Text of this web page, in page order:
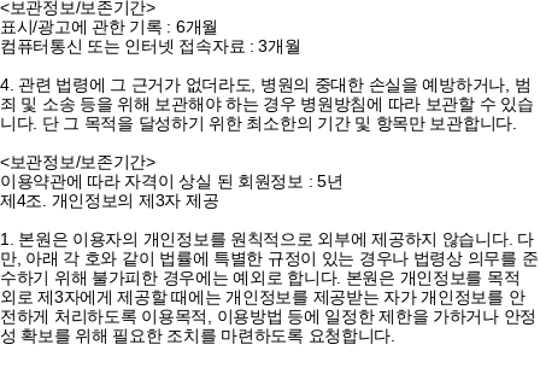
<보관정보/보존기간>
표시/광고에 관한 기록 : 6개월
컴퓨터통신 또는 인터넷 접속자료 : 3개월
4. 관련 법령에 그 근거가 없더라도, 병원의 중대한 손실을 예방하거나, 범
죄 및 소송 등을 위해 보관해야 하는 경우 병원방침에 따라 보관할 수 있습
니다. 단 그 목적을 달성하기 위한 최소한의 기간 및 항목만 보관합니다.
<보관정보/보존기간>
이용약관에 따라 자격이 상실 된 회원정보 : 5년
제4조. 개인정보의 제3자 제공
1. 본원은 이용자의 개인정보를 원칙적으로 외부에 제공하지 않습니다. 다
만, 아래 각 호와 같이 법률에 특별한 규정이 있는 경우나 법령상 의무를 준
수하기 위해 불가피한 경우에는 예외로 합니다. 본원은 개인정보를 목적
외로 제3자에게 제공할 때에는 개인정보를 제공받는 자가 개인정보를 안
전하게 처리하도록 이용목적, 이용방법 등에 일정한 제한을 가하거나 안정
성 확보를 위해 필요한 조치를 마련하도록 요청합니다.